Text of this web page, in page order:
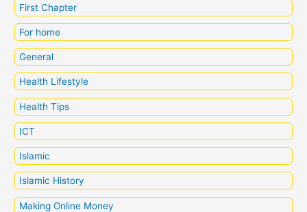
First Chapter
For home
General
Health Lifestyle
Health Tips
ICT
Islamic
Islamic History
Making Online Money